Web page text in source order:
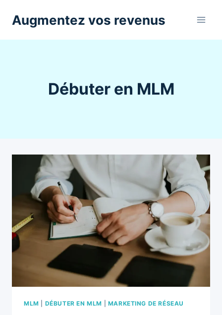
Augmentez vos revenus
Débuter en MLM
MLM DÉBUTER EN MLM MARKETING DE RÉSEAU